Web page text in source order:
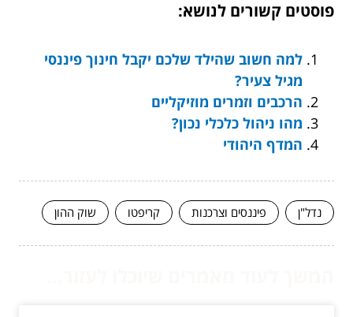
פוסטים קשורים לנושא:
למה חשוב שהילד שלכם יקבל חינוך פיננסי
מגיל צעיר?
הרכבים וזמרים מוזיקליים
מהו ניהול כלכלי נכון?
המדף היהודי
נדל"ן פיננסים וצרכנות קריפטו שוק ההון